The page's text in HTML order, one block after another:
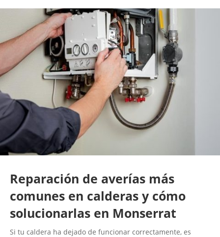
Reparación de averías más
comunes en calderas y cómo
solucionarlas en Monserrat
Si tu caldera ha dejado de funcionar correctamente, es